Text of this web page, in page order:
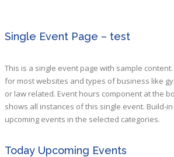
Single Event Page – test
This is a single event page with sample
for most websites and types of business like
or law related. Event hours component at the
shows all instances of this single event. Build-
upcoming events in the selected categories.
Today Upcoming Events